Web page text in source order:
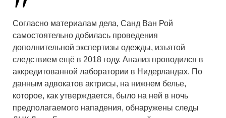
Согласно материалам дела, Санд Ван Рой
самостоятельно добилась проведения
дополнительной экспертизы одежды, изъятой
следствием ещё в 2018 году. Анализ проводился в
аккредитованной лаборатории в Нидерландах. По
данным адвокатов актрисы, на нижнем белье,
которое, как утверждается, было на ней в ночь
предполагаемого нападения, обнаружены следы